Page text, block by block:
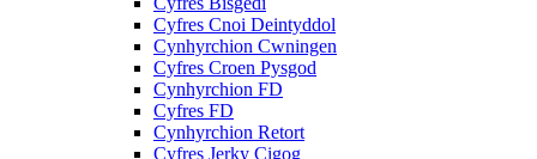
Cyfres Cnoi Deintyddol
Cynhyrchion Cwningen
Cyfres Croen Pysgod
Cynhyrchion FD
Cyfres FD
Cynhyrchion Retort
Cyfres Jerky Cigog